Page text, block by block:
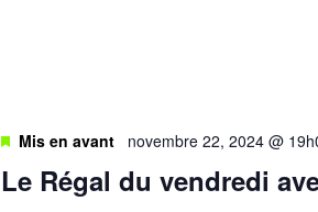
Le Régal du vendredi
Mis en avant novembre 22, 2024 @